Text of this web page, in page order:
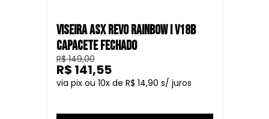
VISEIRA ASX REVO RAINBOW I V18B
CAPACETE FECHADO
R$ 149,00
10
R$ 14,90
R$ 141,55